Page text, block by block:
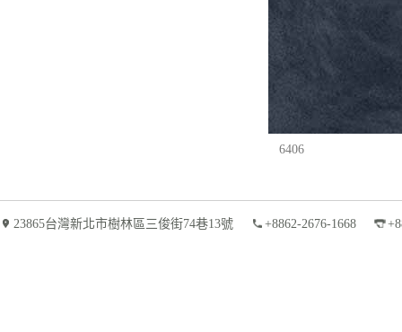
6406
23865台灣新北市樹林區三俊街74巷13號 +8862-2676-1668